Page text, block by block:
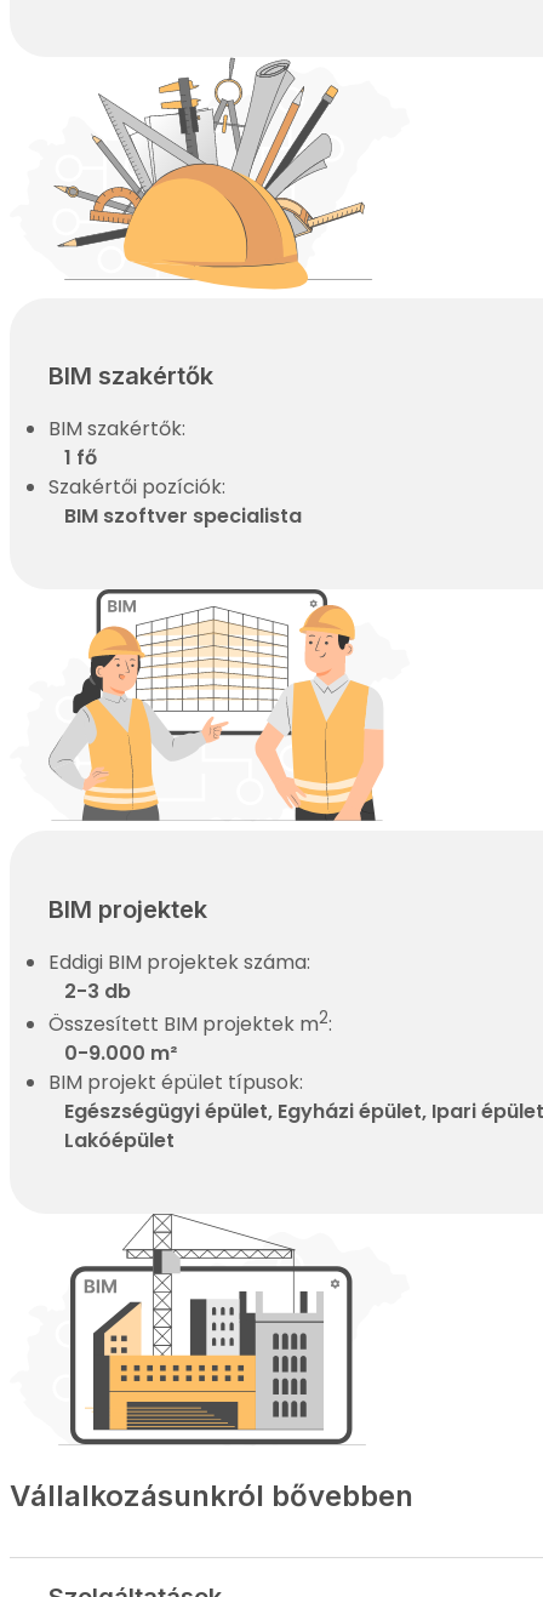
BIM szakértők
BIM szakértők:
1 fő
Szakértői pozíciók:
BIM szoftver specialista
BIM projektek
Eddigi BIM projektek száma:
2-3 db
Összesített BIM projektek m2:
0-9.000 m²
BIM projekt épület típusok:
Egészségügyi épület, Egyházi épület, Ipari
Lakóépület
Vállalkozásunkról bővebben